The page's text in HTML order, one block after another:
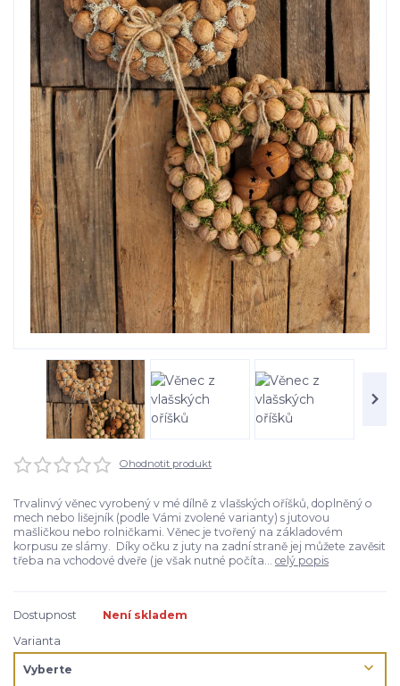
Ohodnotit produkt
Trvalinvý věnec vyrobený v mé dílně z vlašských oříšků, doplněný o
mech nebo lišejník (podle Vámi zvolené varianty) s jutovou
mašličkou nebo rolničkami. Věnec je tvořený na základovém
korpusu ze slámy. Díky očku z juty na zadní straně jej můžete zavěsit
třeba na vchodové dveře (je však nutné počíta... celý popis
Dostupnost
Není skladem
Varianta